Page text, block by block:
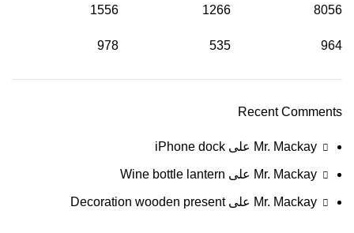
8056
964
1266
535
1556
978
Recent Comments
Mr. Mackay على iPhone dock
Mr. Mackay على Wine bottle lantern
Mr. Mackay علىDecoration wooden present